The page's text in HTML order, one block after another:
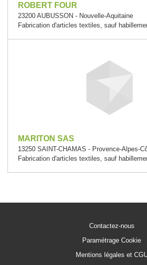
ROBERT FOUR
23200 AUBUSSON - Nouvelle-Aquitaine
Fabrication d'articles textiles, sauf
MARITON SAS
13250 SAINT-CHAMAS - Provence-Alpes-
Fabrication d'articles textiles, sauf
Contactez-nous
Paramétrage Cookie
Mentions légales et